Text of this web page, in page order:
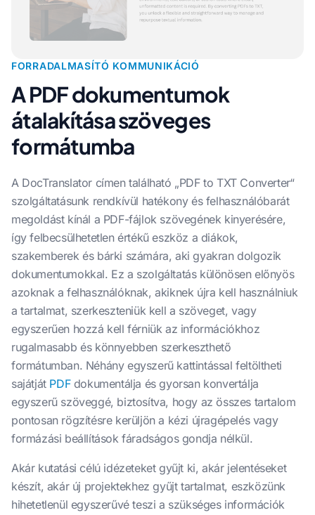
FORRADALMASÍTÓ KOMMUNIKÁCIÓ
A PDF dokumentumok
átalakítása szöveges
formátumba
A DocTranslator címen található „PDF to TXT Converter“
szolgáltatásunk rendkívül hatékony és felhasználóbarát
megoldást kínál a PDF-fájlok szövegének kinyerésére,
így felbecsülhetetlen értékű eszköz a diákok,
szakemberek és bárki számára, aki gyakran dolgozik
dokumentumokkal. Ez a szolgáltatás különösen előnyös
azoknak a felhasználóknak, akiknek újra kell használniuk
a tartalmat, szerkeszteniük kell a szöveget, vagy
egyszerűen hozzá kell férniük az információkhoz
rugalmasabb és könnyebben szerkeszthető
formátumban. Néhány egyszerű kattintással feltöltheti
sajátját PDFdokumentálja és gyorsan konvertálja
egyszerű szöveggé, biztosítva, hogy az összes tartalom
pontosan rögzítésre kerüljön a kézi újragépelés vagy
formázási beállítások fáradságos gondja nélkül.
Akár kutatási célú idézeteket gyűjt ki, akár jelentéseket
készít, akár új projektekhez gyűjt tartalmat, eszközünk
hihetetlenül egyszerűvé teszi a szükséges információk